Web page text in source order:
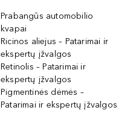
Prabangūs automobilio
kvapai
Ricinos aliejus – Patarimai ir
ekspertų įžvalgos
Retinolis – Patarimai ir
ekspertų įžvalgos
Pigmentinės dėmės –
Patarimai ir ekspertų įžvalgos